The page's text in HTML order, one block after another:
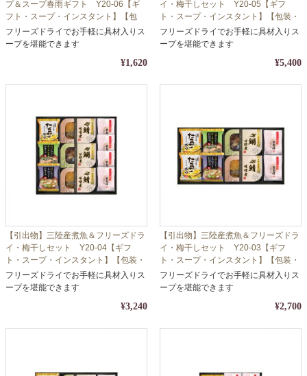
プ＆スープ春雨ギフト Y20-06【ギ
フト・スープ・インスタント】【包
装・熨斗対応】
フリーズドライでお手軽に具材入りス
ープを堪能できます
¥1,620
イ・梅干しセット Y20-05【ギフ
ト・スープ・インスタント】【包装・
熨斗対応】
フリーズドライでお手軽に具材入りス
ープを堪能できます
¥5,400
【引出物】三陸産煮魚＆フリーズドラ
イ・梅干しセット Y20-04【ギフ
ト・スープ・インスタント】【包装・
熨斗対応】
フリーズドライでお手軽に具材入りス
ープを堪能できます
¥3,240
【引出物】三陸産煮魚＆フリーズドラ
イ・梅干しセット Y20-03【ギフ
ト・スープ・インスタント】【包装・
熨斗対応】
フリーズドライでお手軽に具材入りス
ープを堪能できます
¥2,700